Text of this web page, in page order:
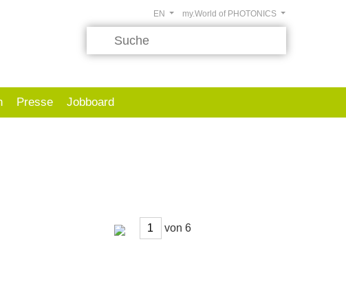
my.World of PHOTONICS
EN
Presse Jobboard
von